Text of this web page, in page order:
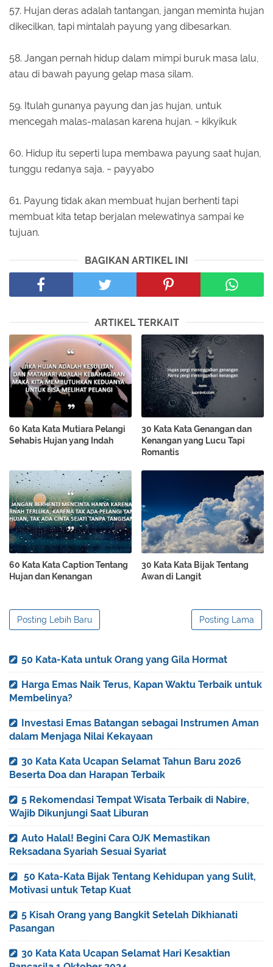
57. Hujan deras adalah tantangan, jangan meminta hujan
dikecilkan, tapi mintalah payung yang dibesarkan.
58. Jangan pernah hidup dalam mimpi buruk masa lalu,
atau di bawah payung gelap masa silam.
59. Itulah gunanya payung dan jas hujan, untuk
mencegah malas-malasan karena hujan. ~ kikyikuk
60. Hidup itu seperti lupa membawa payung saat hujan,
tunggu redanya saja. ~ payyabo
61. Payung tidak akan membuat hujan berhenti tapi
membuat kita tetap berjalan melewatinya sampai ke
tujuan.
BAGIKAN ARTIKEL INI
ARTIKEL TERKAIT
60 Kata Kata Mutiara Pelangi
Sehabis Hujan yang Indah
30 Kata Kata Genangan dan
Kenangan yang Lucu Tapi
Romantis
60 Kata Kata Caption Tentang
Hujan dan Kenangan
30 Kata Kata Bijak Tentang
Awan di Langit
Posting Lebih Baru Posting Lama
50 Kata-Kata untuk Orang yang Gila Hormat
Harga Emas Naik Terus, Kapan Waktu Terbaik untuk
Membelinya?
Investasi Emas Batangan sebagai Instrumen Aman
dalam Menjaga Nilai Kekayaan
30 Kata Kata Ucapan Selamat Tahun Baru 2026
Beserta Doa dan Harapan Terbaik
5 Rekomendasi Tempat Wisata Terbaik di Nabire,
Wajib Dikunjungi Saat Liburan
Auto Halal! Begini Cara OJK Memastikan
Reksadana Syariah Sesuai Syariat
50 Kata-Kata Bijak Tentang Kehidupan yang Sulit,
Motivasi untuk Tetap Kuat
5 Kisah Orang yang Bangkit Setelah Dikhianati
Pasangan
30 Kata Kata Ucapan Selamat Hari Kesaktian